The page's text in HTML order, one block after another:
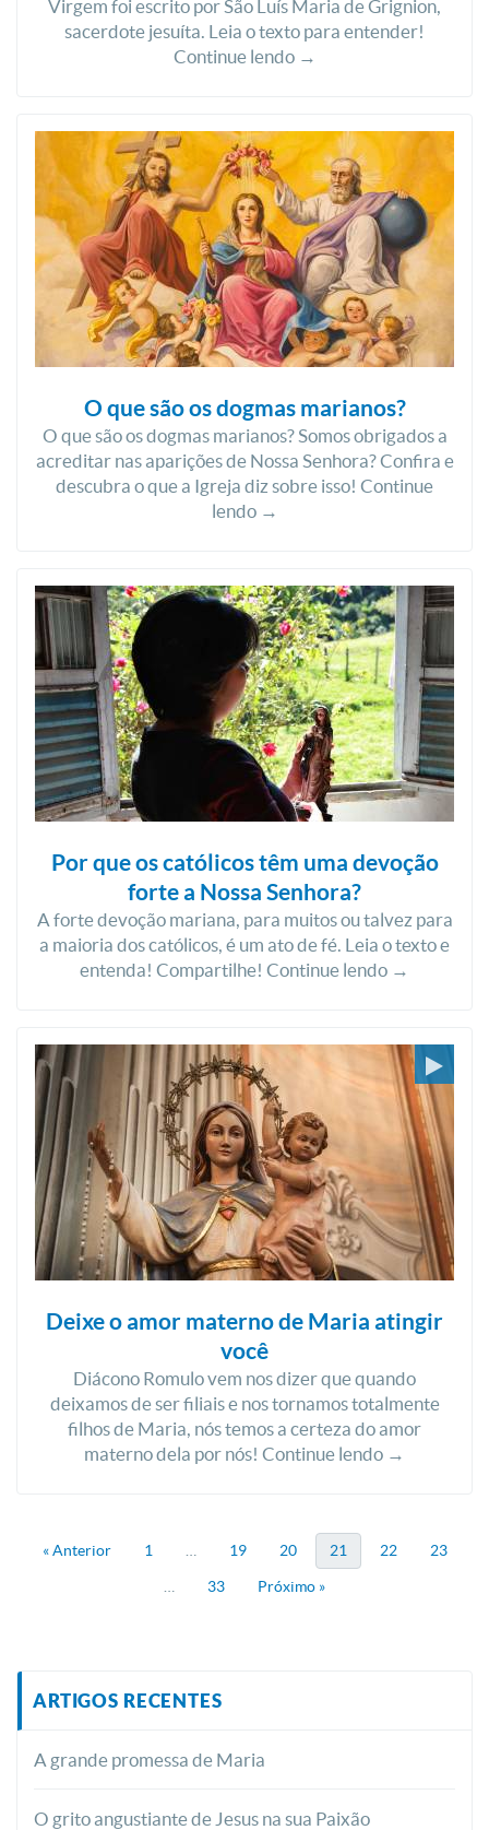
Virgem foi escrito por São Luís Maria de Grignion,
sacerdote jesuíta. Leia o texto para entender!
Continue lendo →
O que são os dogmas marianos?
O que são os dogmas marianos? Somos obrigados a
acreditar nas aparições de Nossa Senhora? Confira e
descubra o que a Igreja diz sobre isso! Continue
lendo →
Por que os católicos têm uma devoção
forte a Nossa Senhora?
A forte devoção mariana, para muitos ou talvez para
a maioria dos católicos, é um ato de fé. Leia o texto e
entenda! Compartilhe! Continue lendo →
Deixe o amor materno de Maria atingir
você
Diácono Romulo vem nos dizer que quando
deixamos de ser filiais e nos tornamos totalmente
filhos de Maria, nós temos a certeza do amor
materno dela por nós! Continue lendo →
« Anterior 1 19 20 21 22 23
33 Próximo »
ARTIGOS RECENTES
A grande promessa de Maria
O grito angustiante de Jesus na sua Paixão